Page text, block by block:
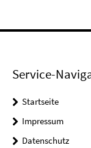
Service-
Startseite
Impressum
Datenschutz